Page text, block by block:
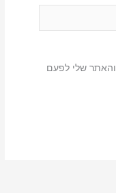
שלי לפעם